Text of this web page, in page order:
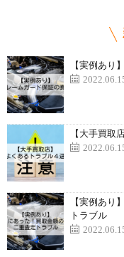
【実例あり
【大手買取
【実例あり
トラブル